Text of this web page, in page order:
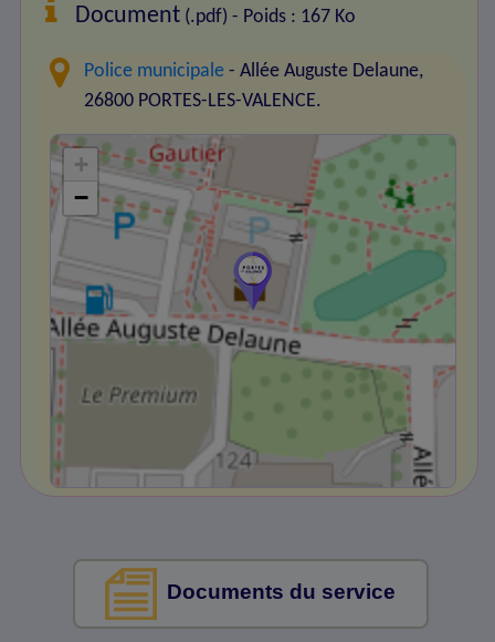
Document (.pdf) - Poids : 167 Ko
Police municipale - Allée Auguste Delaune,
26800 PORTES-LES-VALENCE.
+
−
Documents du service